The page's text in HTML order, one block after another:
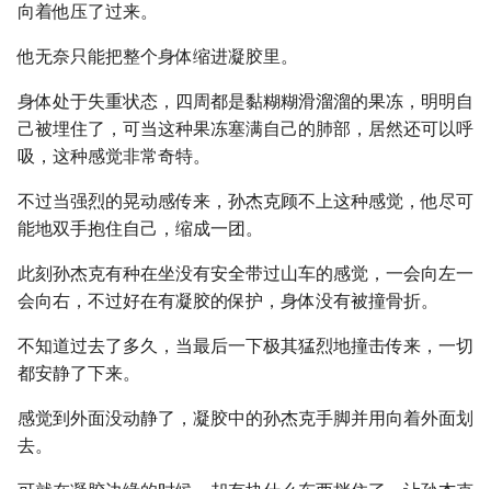
向着他压了过来。
他无奈只能把整个身体缩进凝胶里。
身体处于失重状态，四周都是黏糊糊滑溜溜的果冻，明明自
己被埋住了，可当这种果冻塞满自己的肺部，居然还可以呼
吸，这种感觉非常奇特。
不过当强烈的晃动感传来，孙杰克顾不上这种感觉，他尽可
能地双手抱住自己，缩成一团。
此刻孙杰克有种在坐没有安全带过山车的感觉，一会向左一
会向右，不过好在有凝胶的保护，身体没有被撞骨折。
不知道过去了多久，当最后一下极其猛烈地撞击传来，一切
都安静了下来。
感觉到外面没动静了，凝胶中的孙杰克手脚并用向着外面划
去。